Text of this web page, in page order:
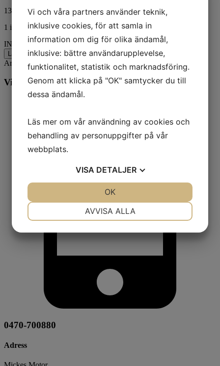
131,00 kr ink. moms
1 i lager
INSERT mängd
Lägg till i varukorg
Artikelnr: 48753 Kategorier:Båt, Mercury
Vill du veta mer? Ring oss:
0470-700880
Adress
Vi och våra partners använder teknik,
inklusive cookies, för att samla in
information om dig för olika ändamål,
inklusive: bättre användarupplevelse,
funktionalitet, statistik och marknadsföring.
Genom att klicka på "OK" samtycker du till
dessa ändamål.
Läs mer om vår användning av cookies och
behandling av personuppgifter på vår
webbplats.
VISA DETALJER
AVVISA ALLA
OK